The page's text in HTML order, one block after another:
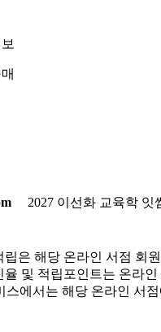
2027 이선화 교육학 잇
립은 해당 온라인 서점 회
율 및 적립포인트는 온라
스에서는 해당 온라인 서